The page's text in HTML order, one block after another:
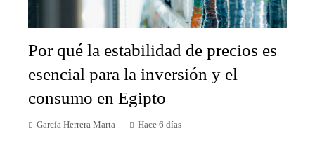
Por qué la estabilidad de precios es
esencial para la inversión y el
consumo en Egipto
García Herrera Marta Hace 6 días